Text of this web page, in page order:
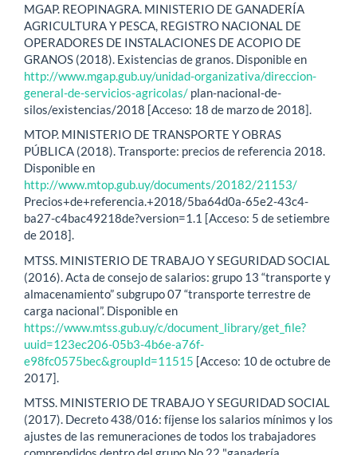
MGAP. REOPINAGRA. MINISTERIO DE GANADERÍA
AGRICULTURA Y PESCA, REGISTRO NACIONAL DE
OPERADORES DE INSTALACIONES DE ACOPIO DE
GRANOS (2018). Existencias de granos. Disponible en
http://www.mgap.gub.uy/unidad-organizativa/direccion-
general-de-servicios-agricolas/ plan-nacional-de-
silos/existencias/2018 [Acceso: 18 de marzo de 2018].
MTOP. MINISTERIO DE TRANSPORTE Y OBRAS
PÚBLICA (2018). Transporte: precios de referencia 2018.
Disponible en
http://www.mtop.gub.uy/documents/20182/21153/
Precios+de+referencia.+2018/5ba64d0a-65e2-43c4-
ba27-c4bac49218de?version=1.1 [Acceso: 5 de setiembre
de 2018].
MTSS. MINISTERIO DE TRABAJO Y SEGURIDAD SOCIAL
(2016). Acta de consejo de salarios: grupo 13 “transporte y
almacenamiento” subgrupo 07 “transporte terrestre de
carga nacional”. Disponible en
https://www.mtss.gub.uy/c/document_library/get_file?
uuid=123ec206-05b3-4b6e-a76f-
e98fc0575bec&groupId=11515 [Acceso: 10 de octubre de
2017].
MTSS. MINISTERIO DE TRABAJO Y SEGURIDAD SOCIAL
(2017). Decreto 438/016: fíjense los salarios mínimos y los
ajustes de las remuneraciones de todos los trabajadores